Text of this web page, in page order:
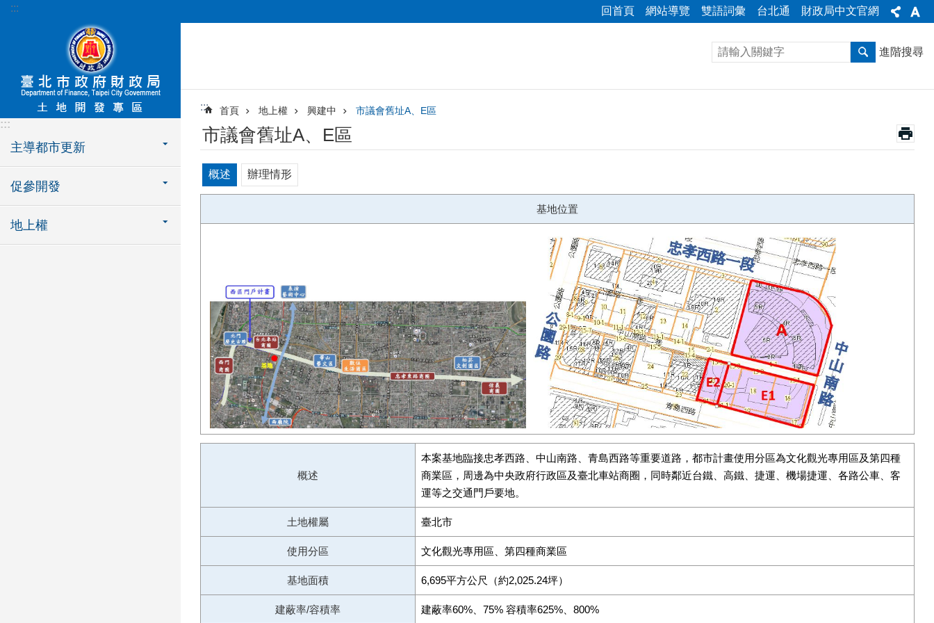
跳到主要內容區塊
::: 回首頁 網站導覽 雙語詞彙 台北通 財政局中文官網
:::
主導都市更新
促參開發
地上權
進階搜尋
::: 首頁 地上權 興建中 市議會舊址A、E區
市議會舊址A、E區
概述 辦理情形
基地位置
概述
本案基地臨接忠孝西路、中山南路、青島西路等重要道路，都市計畫使用分區為文化觀光專用區及第四種
商業區，周邊為中央政府行政區及臺北車站商圈，同時鄰近台鐵、高鐵、捷運、機場捷運、各路公車、客
運等之交通門戶要地。
土地權屬 臺北市
使用分區 文化觀光專用區、第四種商業區
基地面積 6,695平方公尺（約2,025.24坪）
建蔽率/容積率 建蔽率60%、75% 容積率625%、800%